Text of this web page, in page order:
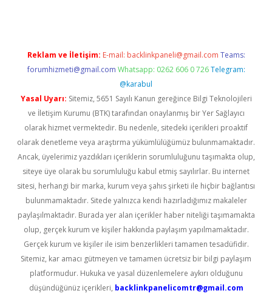
Reklam ve İletişim: E-mail: backlinkpaneli@gmail.com Teams:
forumhizmeti@gmail.com Whatsapp: 0262 606 0 726 Telegram:
@karabul
Yasal Uyarı: Sitemiz, 5651 Sayılı Kanun gereğince Bilgi Teknolojileri
ve İletişim Kurumu (BTK) tarafından onaylanmış bir Yer Sağlayıcı
olarak hizmet vermektedir. Bu nedenle, sitedeki içerikleri proaktif
olarak denetleme veya araştırma yükümlülüğümüz bulunmamaktadır.
Ancak, üyelerimiz yazdıkları içeriklerin sorumluluğunu taşımakta olup,
siteye üye olarak bu sorumluluğu kabul etmiş sayılırlar. Bu internet
sitesi, herhangi bir marka, kurum veya şahıs şirketi ile hiçbir bağlantısı
bulunmamaktadır. Sitede yalnızca kendi hazırladığımız makaleler
paylaşılmaktadır. Burada yer alan içerikler haber niteliği taşımamakta
olup, gerçek kurum ve kişiler hakkında paylaşım yapılmamaktadır.
Gerçek kurum ve kişiler ile isim benzerlikleri tamamen tesadüfidir.
Sitemiz, kar amacı gütmeyen ve tamamen ücretsiz bir bilgi paylaşım
platformudur. Hukuka ve yasal düzenlemelere aykırı olduğunu
düşündüğünüz içerikleri, backlinkpanelicomtr@gmail.com